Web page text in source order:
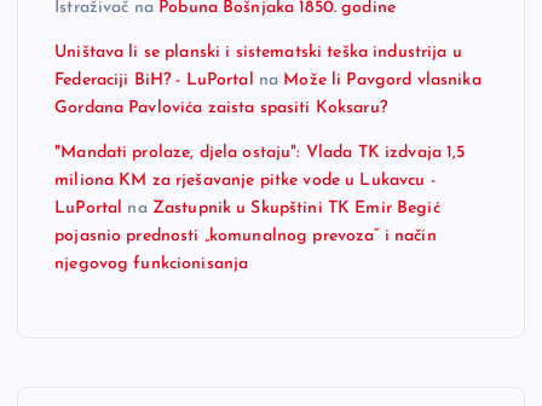
Istraživač na Pobuna Bošnjaka 1850. godine
Uništava li se planski i sistematski teška industrija u
Federaciji BiH? - LuPortal na Može li Pavgord vlasnika
Gordana Pavlovića zaista spasiti Koksaru?
"Mandati prolaze, djela ostaju": Vlada TK izdvaja 1,5
miliona KM za rješavanje pitke vode u Lukavcu -
LuPortal na Zastupnik u Skupštini TK Emir Begić
pojasnio prednosti „komunalnog prevoza“ i način
njegovog funkcionisanja